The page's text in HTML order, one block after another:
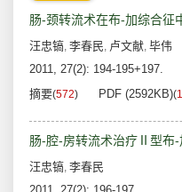
肠-颈转流术在布-加综合征
汪忠镐, 李春民, 卢文献, 毕伟
2011, 27(2): 194-195+197.
摘要(572) PDF (2592KB)(
肠-腔-房转流术治疗Ⅱ型布-
汪忠镐, 李春民